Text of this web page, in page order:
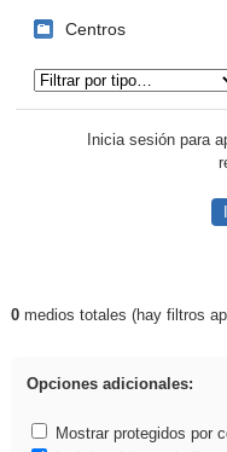
Centros
Inicia sesión para
Resultados de:
0medios totales (hay filtros
Opciones adicionales:
Mostrar protegidos por